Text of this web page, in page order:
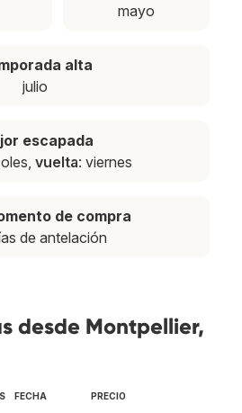
mayo
alta
julio
escapada
vuelta: viernes
de compra
de antelación
desde Montpellier,
FECHA PRECIO